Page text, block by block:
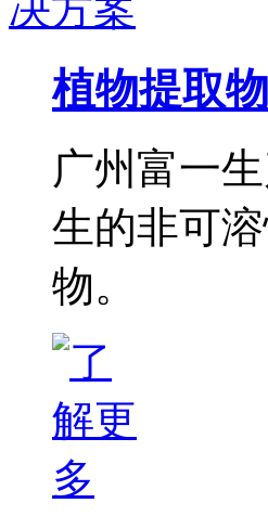
植物提取
广州富一
生的非可
物。